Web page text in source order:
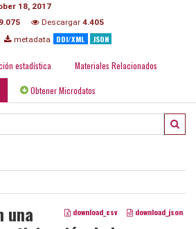
18, 2017
Descargar 4.405
metadata DDI/XML JSON
estadística Materiales Relacionados
Obtener Microdatos
download_csv download_json
una